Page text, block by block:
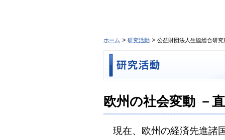
ホーム 研究活動 公益財団法人生協総合研
欧州の社会変動 －
現在、欧州の経済先進諸